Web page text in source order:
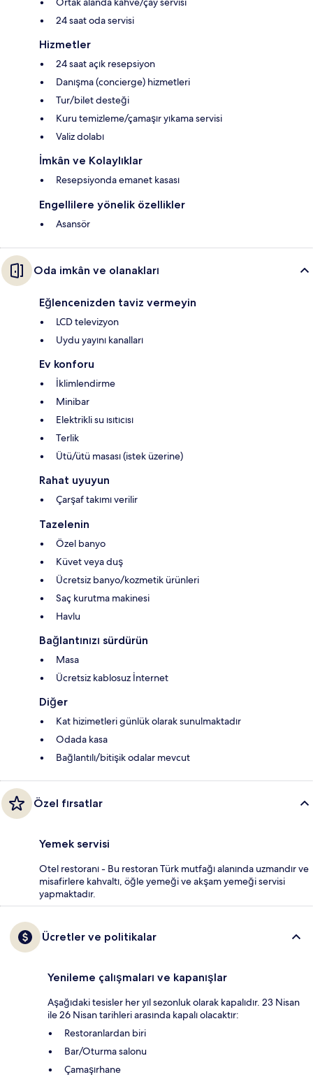
24 saat oda servisi
Hizmetler
24 saat açık resepsiyon
Danışma (concierge) hizmetleri
Tur/bilet desteği
Kuru temizleme/çamaşır yıkama servisi
Valiz dolabı
İmkân ve Kolaylıklar
Resepsiyonda emanet kasası
Engellilere yönelik özellikler
Asansör
Oda imkân ve olanakları
Eğlencenizden taviz vermeyin
LCD televizyon
Uydu yayını kanalları
Ev konforu
İklimlendirme
Minibar
Elektrikli su ısıtıcısı
Terlik
Ütü/ütü masası (istek üzerine)
Rahat uyuyun
Çarşaf takımı verilir
Tazelenin
Özel banyo
Küvet veya duş
Ücretsiz banyo/kozmetik ürünleri
Saç kurutma makinesi
Havlu
Bağlantınızı sürdürün
Masa
Ücretsiz kablosuz İnternet
Diğer
Kat hizimetleri günlük olarak sunulmaktadır
Odada kasa
Bağlantılı/bitişik odalar mevcut
Özel fırsatlar
Yemek servisi
Otel restoranı - Bu restoran Türk mutfağı alanında uzmandır ve
misafirlere kahvaltı, öğle yemeği ve akşam yemeği servisi
yapmaktadır.
Ücretler ve politikalar
Yenileme çalışmaları ve kapanışlar
Aşağıdaki tesisler her yıl sezonluk olarak kapalıdır. 23 Nisan
ile 26 Nisan tarihleri arasında kapalı olacaktır:
Restoranlardan biri
Bar/Oturma salonu
Çamaşırhane